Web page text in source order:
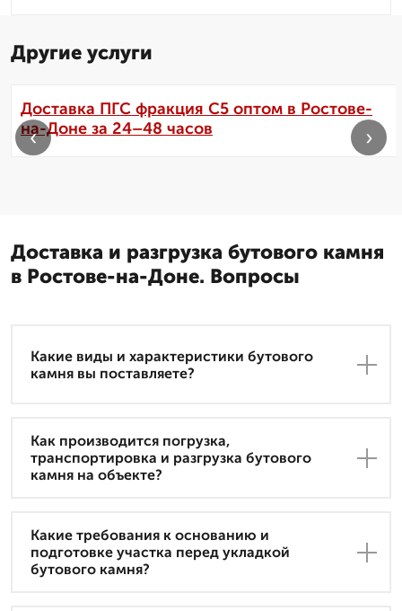
Другие услуги
Доставка ПГС фракция С5 оптом в Ростове-
на-Доне за 24–48 часов
‹ ›
Доставка и разгрузка бутового камня
в Ростове-на-Доне. Вопросы
Какие виды и характеристики бутового
камня вы поставляете?
Как производится погрузка,
транспортировка и разгрузка бутового
камня на объекте?
Какие требования к основанию и
подготовке участка перед укладкой
бутового камня?